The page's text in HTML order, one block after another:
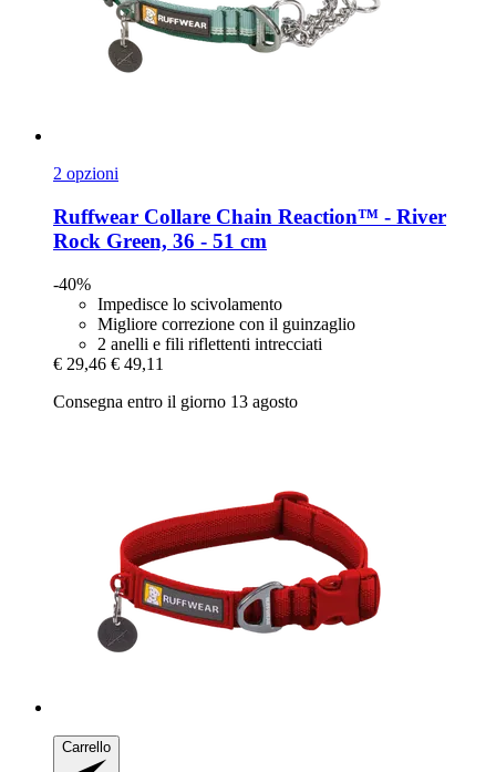
2 opzioni
Ruffwear Collare Chain Reaction™ -​ River
Rock Green, 36 -​ 51 cm
-40%
Impedisce lo scivolamento
Migliore correzione con il guinzaglio
2 anelli e fili riflettenti intrecciati
€ 29,46 € 49,11
Consegna entro il giorno 13 agosto
Carrello